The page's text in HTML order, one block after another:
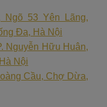
Ngõ 53 Yên Lãng,
Đa, Hà Nội
Nguyễn Hữu Huân,
Nội
Cầu, Chợ Dừa,